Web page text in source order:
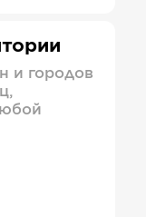
и городов